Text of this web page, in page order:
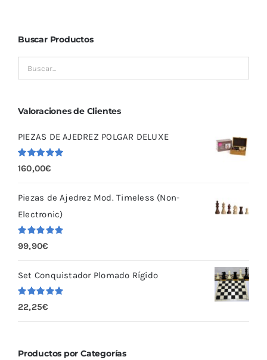
Buscar Productos
Valoraciones de Clientes
PIEZAS DE AJEDREZ POLGAR DELUXE
Valorado
con 5.00
160,00€
Piezas de Ajedrez Mod. Timeless (Non-
Electronic)
Valorado
con 5.00
99,90€
Set Conquistador Plomado Rígido
Valorado
con
5.00
22,25€
Productos por Categorías